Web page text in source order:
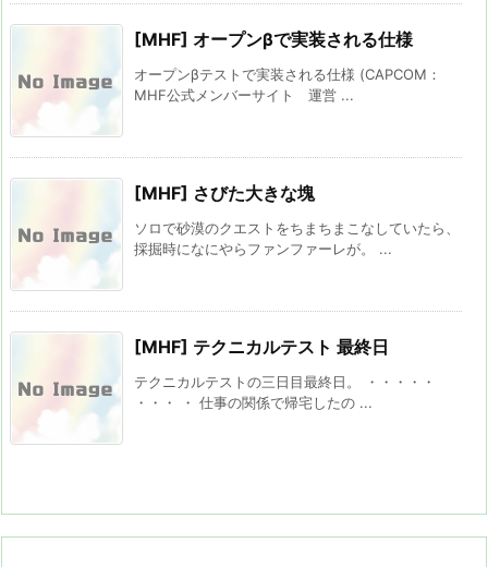
[MHF] オープンβで実装される仕様
オープンβテストで実装される仕様 (CAPCOM：
MHF公式メンバーサイト 運営 ...
[MHF] さびた大きな塊
ソロで砂漠のクエストをちまちまこなしていたら、
採掘時になにやらファンファーレが。 ...
[MHF] テクニカルテスト 最終日
テクニカルテストの三日目最終日。 ・・・・・
・・・ ・ 仕事の関係で帰宅したの ...